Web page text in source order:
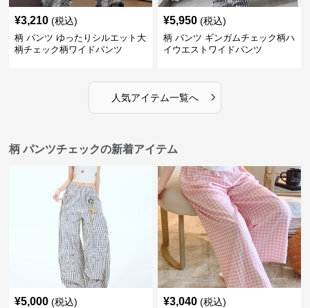
¥3,210 (税込)
柄 パンツ ゆったりシルエット大
柄チェック柄ワイドパンツ
¥5,950 (税込)
柄 パンツ ギンガムチェック柄ハ
イウエストワイドパンツ
人気アイテム一覧へ ›
柄 パンツチェックの新着アイテム
¥5,000 (税込) ¥3,040 (税込)